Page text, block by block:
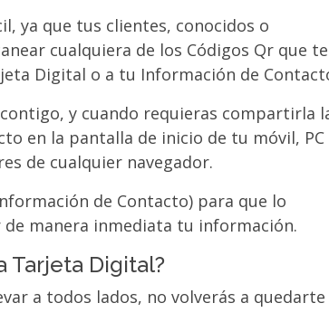
ya que tus clientes, conocidos o
cualquiera de los Códigos Qr que te
Digital o a tu Información de
y cuando requieras compartirla
en la pantalla de inicio de tu móvil, PC
de cualquier navegador.
de Contacto) para que lo
manera inmediata tu información.
Tarjeta Digital?
a todos lados, no volverás a quedarte